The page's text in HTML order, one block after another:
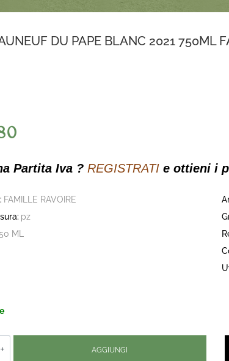
DU PAPE BLANC 2021 750ML
Partita Iva ? REGISTRATI e ottieni i
FAMILLE RAVOIRE
pz
ML
AGGIUNGI